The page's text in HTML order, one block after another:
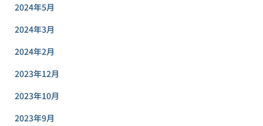
2024年5月
2024年3月
2024年2月
2023年12月
2023年10月
2023年9月